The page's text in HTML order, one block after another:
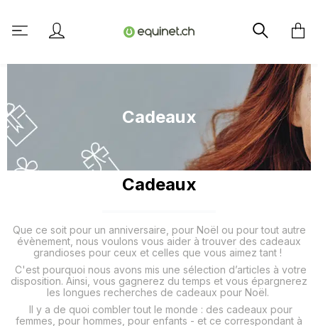
Cadeaux
Cadeaux
Que ce soit pour un anniversaire, pour Noël ou pour tout autre
évènement, nous voulons vous aider à trouver des cadeaux
grandioses pour ceux et celles que vous aimez tant !
C'est pourquoi nous avons mis une sélection d’articles à votre
disposition. Ainsi, vous gagnerez du temps et vous épargnerez
les longues recherches de cadeaux pour Noël.
Il y a de quoi combler tout le monde : des cadeaux pour
femmes, pour hommes, pour enfants - et ce correspondant à